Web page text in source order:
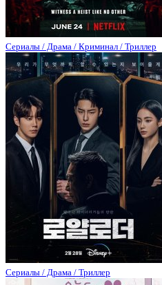
Сериалы / Драма / Криминал / Триллер
Сериалы / Драма / Триллер